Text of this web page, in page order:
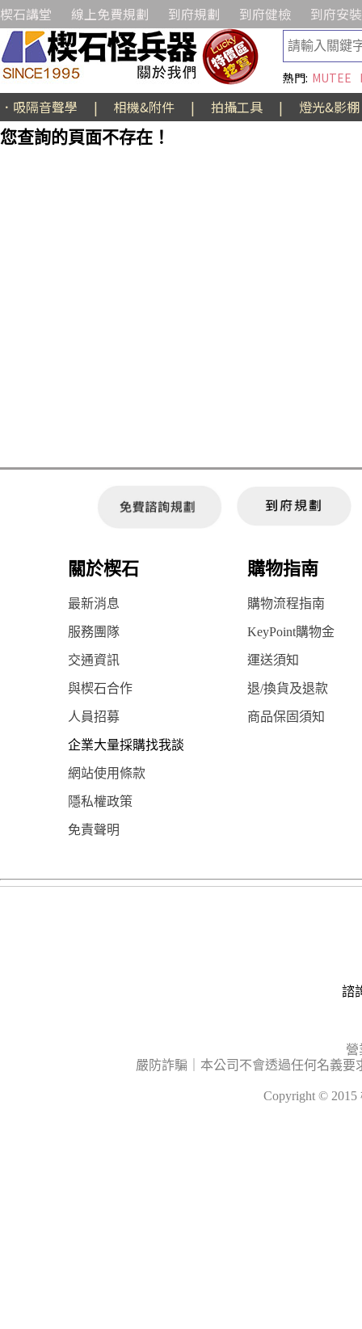
楔石講堂 線上免費規劃 到府規劃 到府健檢 到府安裝
熱門: MUTEE
．吸隔音聲學 | 相機&附件 | 拍攝工具 |
燈光&影棚
您查詢的頁面不存在！
關於楔石 購物指南
最新消息 購物流程指南
服務團隊 KeyPoint購物金
交通資訊 運送須知
與楔石合作 退/換貨及退款
人員招募 商品保固須知
企業大量採購找我談
網站使用條款
隱私權政策
免責聲明
諮
營
嚴防詐騙｜本公司不會透過任何名義
Copyright ©